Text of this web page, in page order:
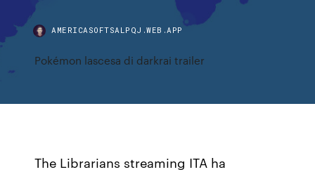
AMERICASOFTSALPQJ.WEB.APP
Pokémon lascesa di darkrai trailer
The Librarians streaming ITA ha